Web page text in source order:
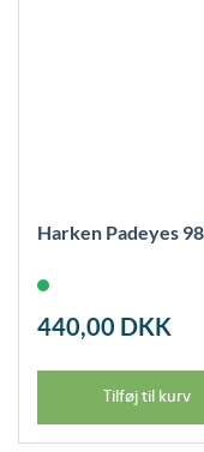
Harken Padeyes
440,00 DKK
Tilføj til kurv